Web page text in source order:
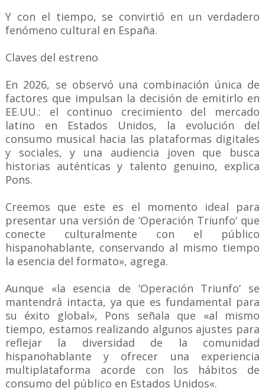
Y con el tiempo, se convirtió en un verdadero
fenómeno cultural en España.
Claves del estreno
En 2026, se observó una combinación única de
factores que impulsan la decisión de emitirlo en
EE.UU.: el continuo crecimiento del mercado
latino en Estados Unidos, la evolución del
consumo musical hacia las plataformas digitales
y sociales, y una audiencia joven que busca
historias auténticas y talento genuino, explica
Pons.
Creemos que este es el momento ideal para
presentar una versión de ‘Operación Triunfo‘ que
conecte culturalmente con el público
hispanohablante, conservando al mismo tiempo
la esencia del formato», agrega.
Aunque «la esencia de ‘Operación Triunfo‘ se
mantendrá intacta, ya que es fundamental para
su éxito global», Pons señala que «al mismo
tiempo, estamos realizando algunos ajustes para
reflejar la diversidad de la comunidad
hispanohablante y ofrecer una experiencia
multiplataforma acorde con los hábitos de
consumo del público en Estados Unidos«.